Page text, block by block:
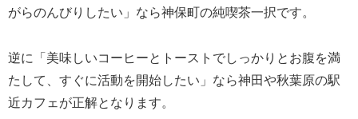
がらのんびりしたい」なら神保町の純喫茶一択です。
逆に「美味しいコーヒーとトーストでしっかりとお腹を満
たして、すぐに活動を開始したい」なら神田や秋葉原の駅
近カフェが正解となります。